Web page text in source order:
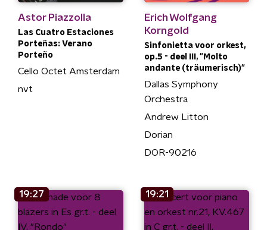
Astor Piazzolla
Las Cuatro Estaciones
Porteñas: Verano
Porteño
Cello Octet Amsterdam
nvt
Erich Wolfgang
Korngold
Sinfonietta voor orkest,
op.5 - deel III, "Molto
andante (träumerisch)"
Dallas Symphony
Orchestra
Andrew Litton
Dorian
DOR-90216
19:27 19:21